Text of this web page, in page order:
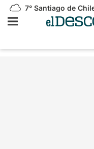
7° Santiago de